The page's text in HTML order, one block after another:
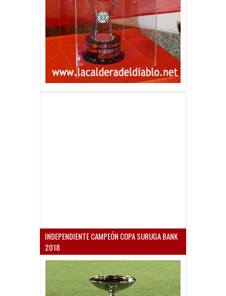
INDEPENDIENTE CAMPEÓN COPA SURUGA BANK
2018